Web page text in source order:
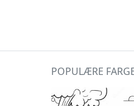
POPULÆRE